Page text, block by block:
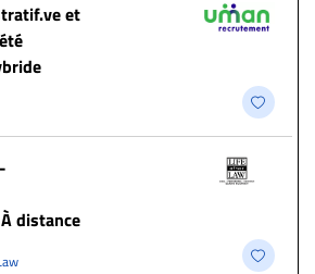
et
distance